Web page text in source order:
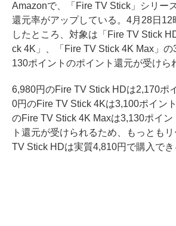
Amazonで、「Fire TV Stick」シリー
還元率がアップしている。4月28日12
したところ、対象は「Fire TV Stick
ck 4K」、「Fire TV Stick 4K Max」の
130ポイントのポイント還元が受けら
6,980円のFire TV Stick HDは2,170ポ
0円のFire TV Stick 4Kは3,100ポイン
のFire TV Stick 4K Maxは3,130ポイン
ト還元が受けられるため、もっとも
TV Stick HDは実質4,810円で購入でき